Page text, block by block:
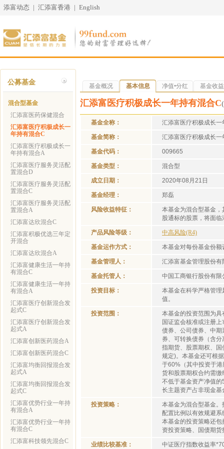
添富动态 | 汇添富香港 | English
公募基金
混合型基金
汇添富医药保健混合
汇添富医疗积极成长一
年持有混合C
汇添富医疗积极成长一
年持有混合A
汇添富医疗服务灵活配
置混合D
汇添富医疗服务灵活配
置混合C
汇添富医疗服务灵活配
置混合A
汇添富达欣混合C
汇添富积极优选三年定
开混合
汇添富达欣混合A
汇添富健康生活一年持
有混合C
汇添富健康生活一年持
有混合A
汇添富医疗创新混合发
起式C
汇添富医疗创新混合发
起式A
汇添富创新医药混合A
汇添富创新医药混合C
汇添富均衡回报混合发
起式A
汇添富均衡回报混合发
起式C
汇添富优势行业一年持
有混合A
汇添富优势行业一年持
有混合C
汇添富科技领先混合C
基金概况 基本信息 净值•分红 基金收益
汇添富医疗积极成长一年持有混合C
基金全称： 汇添富医疗积极成长
基金简称： 汇添富医疗积极成长一
基金代码： 009665
基金类型： 混合型
成立日期： 2020年08月21日
基金经理： 郑磊
风险收益特征：
本基金为混合型基金
股通标的股票，将面
产品风险等级： 中高风险(R4)
基金运作方式： 本基金对每份基金份
基金管理人： 汇添富基金管理股份有
基金托管人： 中国工商银行股份有限
投资目标：
本基金在科学严格管
值。
投资范围：
本基金的投资范围为
国证监会核准或注册
债券、公司债券、中
券、可转换债券（含
指期货、股票期权、
规定)。本基金还可根
于60%（其中投资于
货和股票期权合约需
不低于基金资产净值
长主题资产占非现金
投资策略：
本基金为混合型基金
配置比例以有效规避
本基金的投资策略还
资投资策略、国债期货
业绩比较基准： 中证医疗指数收益率